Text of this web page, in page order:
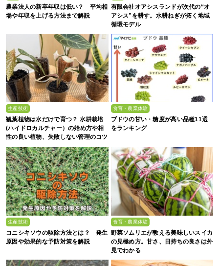
農業法人の新卒年収は低い？ 平均相
場や年収を上げる方法まで解説
有限会社オアシスランドが次代の“オ
アシス”を耕す。水耕ねぎが拓く地域
循環モデル
生産技術
観葉植物は水だけで育つ？ 水耕栽培
(ハイドロカルチャー）の始め方や相
性の良い植物、失敗しない管理のコツ
まで徹底解説
食育・農業体験
ブドウの甘い・糖度が高い品種11選
をランキング
生産技術
コニシキソウの駆除方法とは？ 発生
原因や効果的な予防対策を解説
食育・農業体験
野菜ソムリエが教える美味しいスイカ
の見極め方。甘さ、日持ちの良さは外
見でわかる